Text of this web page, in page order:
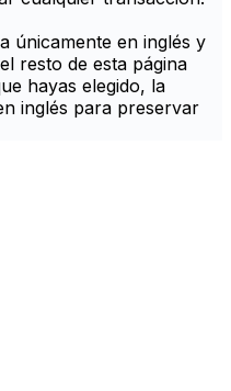
únicamente en inglés y
resto de esta página
hayas elegido, la
inglés para preservar